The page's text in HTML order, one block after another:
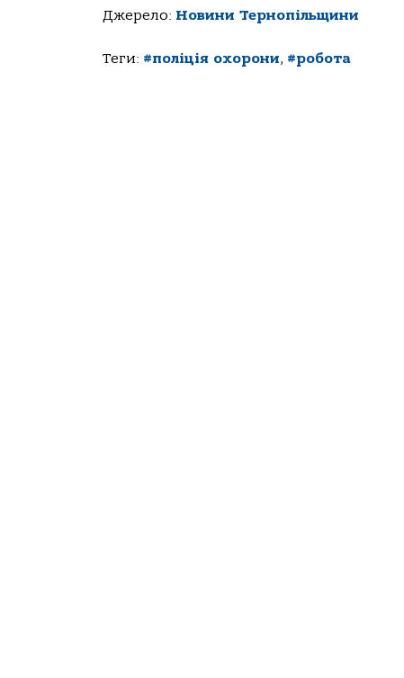
Джерело: Новини Тернопільщини
Теги: #поліція охорони, #робота